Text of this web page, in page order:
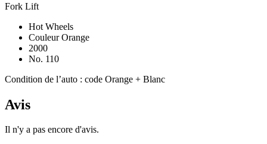
Fork Lift
Hot Wheels
Couleur Orange
2000
No. 110
Condition de l’auto : code Orange + Blanc
Avis
Il n'y a pas encore d'avis.